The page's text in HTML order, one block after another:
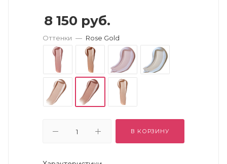
8 150 руб.
Оттенки — Rose Gold
В КОРЗИНУ